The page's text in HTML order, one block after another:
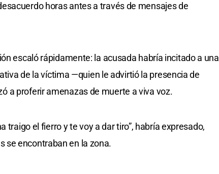
horas antes a través de mensajes de
escaló rápidamente: la acusada habría incitado a una
de la víctima —quien le advirtió la presencia de
a proferir amenazas de muerte a viva voz.
traigo el fierro y te voy a dar tiro”, habría expresado,
se encontraban en la zona.